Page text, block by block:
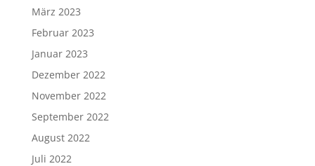
März 2023
Februar 2023
Januar 2023
Dezember 2022
November 2022
September 2022
August 2022
Juli 2022